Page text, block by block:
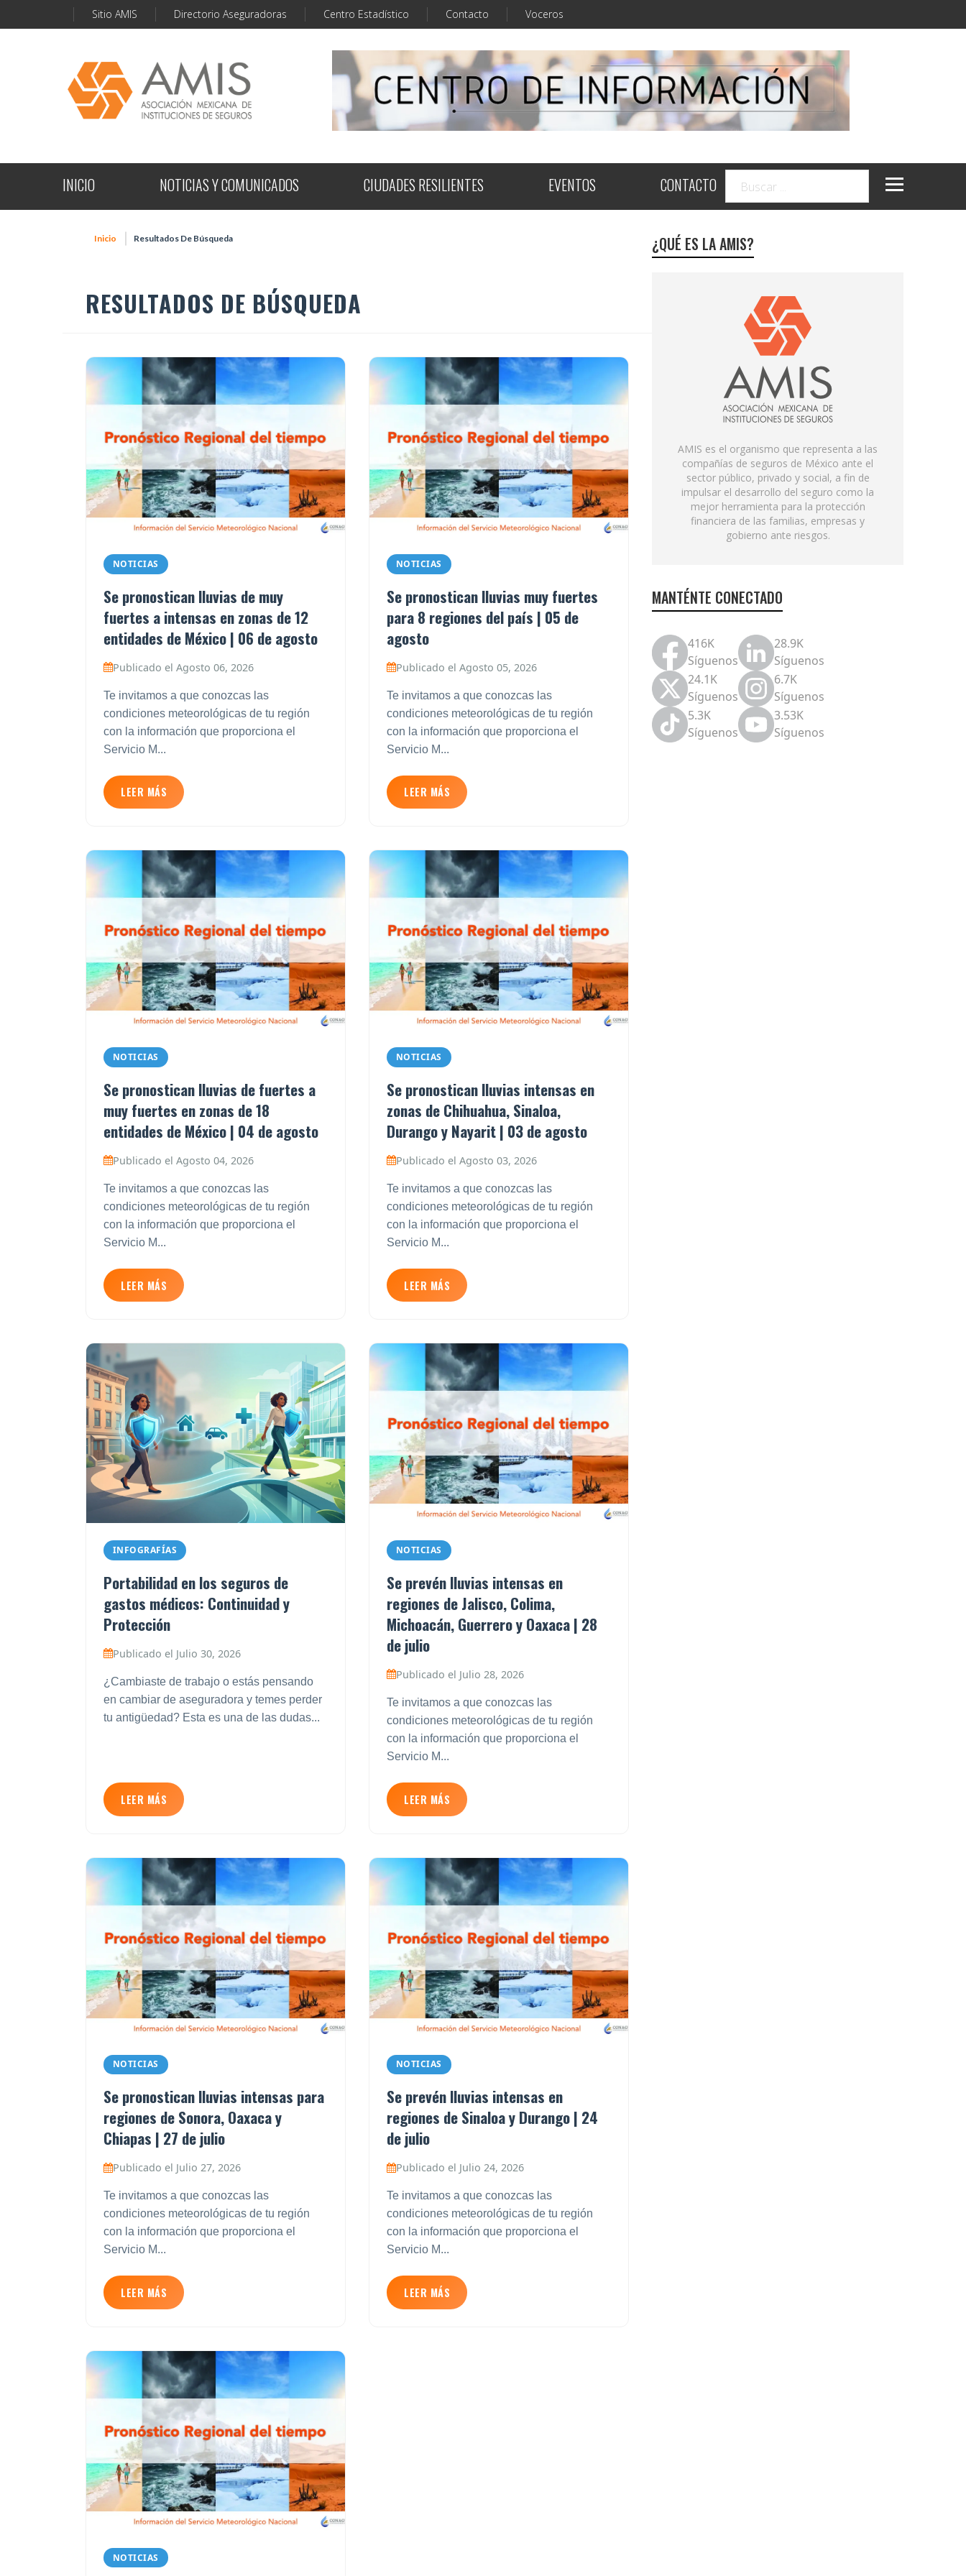
Sitio AMIS Directorio Aseguradoras Centro Estadístico Contacto Voceros
INICIO NOTICIAS Y COMUNICADOS CIUDADES RESILIENTES EVENTOS CONTACTO
Inicio Resultados De Búsqueda
RESULTADOS DE BÚSQUEDA
NOTICIAS
Se pronostican lluvias de muy
fuertes a intensas en zonas de 12
entidades de México | 06 de agosto
Publicado el Agosto 06, 2026
Te invitamos a que conozcas las
condiciones meteorológicas de tu región
con la información que proporciona el
Servicio M...
LEER MÁS
NOTICIAS
Se pronostican lluvias muy fuertes
para 8 regiones del país | 05 de
agosto
Publicado el Agosto 05, 2026
Te invitamos a que conozcas las
condiciones meteorológicas de tu región
con la información que proporciona el
Servicio M...
LEER MÁS
NOTICIAS
Se pronostican lluvias de fuertes a
muy fuertes en zonas de 18
entidades de México | 04 de agosto
Publicado el Agosto 04, 2026
Te invitamos a que conozcas las
condiciones meteorológicas de tu región
con la información que proporciona el
Servicio M...
LEER MÁS
NOTICIAS
Se pronostican lluvias intensas en
zonas de Chihuahua, Sinaloa,
Durango y Nayarit | 03 de agosto
Publicado el Agosto 03, 2026
Te invitamos a que conozcas las
condiciones meteorológicas de tu región
con la información que proporciona el
Servicio M...
LEER MÁS
INFOGRAFÍAS
Portabilidad en los seguros de
gastos médicos: Continuidad y
Protección
Publicado el Julio 30, 2026
¿Cambiaste de trabajo o estás pensando
en cambiar de aseguradora y temes perder
tu antigüedad? Esta es una de las dudas...
LEER MÁS
NOTICIAS
Se prevén lluvias intensas en
regiones de Jalisco, Colima,
Michoacán, Guerrero y Oaxaca | 28
de julio
Publicado el Julio 28, 2026
Te invitamos a que conozcas las
condiciones meteorológicas de tu región
con la información que proporciona el
Servicio M...
LEER MÁS
NOTICIAS
Se pronostican lluvias intensas para
regiones de Sonora, Oaxaca y
Chiapas | 27 de julio
Publicado el Julio 27, 2026
Te invitamos a que conozcas las
condiciones meteorológicas de tu región
con la información que proporciona el
Servicio M...
LEER MÁS
NOTICIAS
Se prevén lluvias intensas en
regiones de Sinaloa y Durango | 24
de julio
Publicado el Julio 24, 2026
Te invitamos a que conozcas las
condiciones meteorológicas de tu región
con la información que proporciona el
Servicio M...
LEER MÁS
NOTICIAS
¿QUÉ ES LA AMIS?
AMIS es el organismo que representa a las
compañías de seguros de México ante el
sector público, privado y social, a fin de
impulsar el desarrollo del seguro como la
mejor herramienta para la protección
financiera de las familias, empresas y
gobierno ante riesgos.
MANTÉNTE CONECTADO
416K
Síguenos
28.9K
Síguenos
24.1K
Síguenos
6.7K
Síguenos
5.3K
Síguenos
3.53K
Síguenos